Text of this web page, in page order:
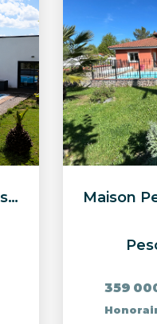
Maison Orleat 4 pièce(s) 156.75 m2
359